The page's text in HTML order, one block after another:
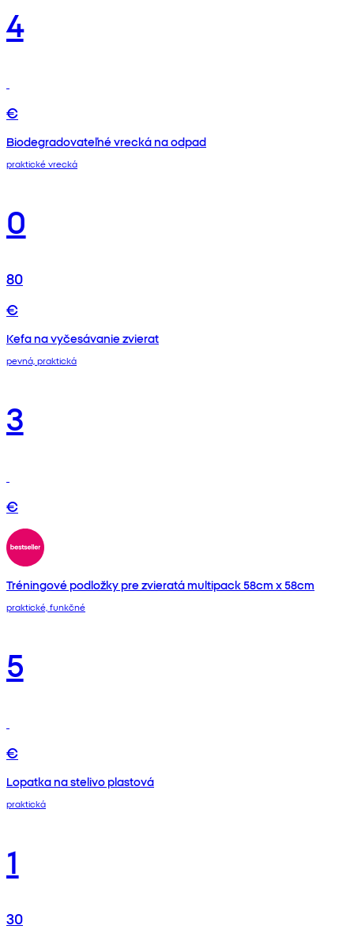
4
€
Biodegradovateľné vrecká na odpad
praktické vrecká
0
80
€
Kefa na vyčesávanie zvierat
pevná, praktická
3
€
Tréningové podložky pre zvieratá multipack 58cm x 58cm
praktické, funkčné
5
€
Lopatka na stelivo plastová
praktická
1
30